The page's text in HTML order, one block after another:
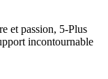
et passion, 5-Plus
incontournable